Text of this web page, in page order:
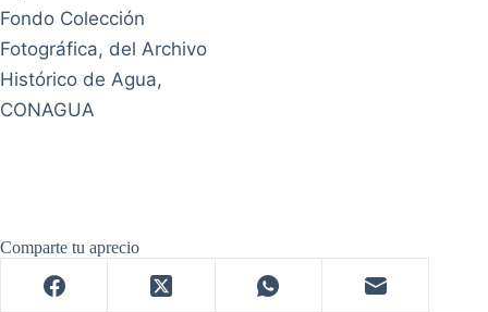
Fondo Colección
Fotográfica, del Archivo
Histórico de Agua,
CONAGUA
Comparte tu aprecio